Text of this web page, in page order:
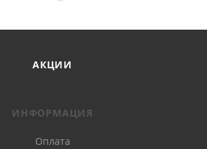
АКЦИИ
ИНФОРМАЦИЯ
Оплата